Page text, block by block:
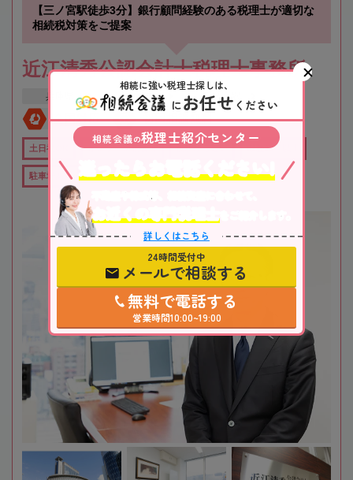
【三ノ宮駅徒歩3分】銀行顧問経験のある税理士が適切な
相続税対策をご提案
近江清秀公認会計士税理士事務所
兵庫県 神戸市 三ノ宮駅
全国対応 初回相談無料
土日祝OK オンライン相談可 役所から近い 職歴20年以上
駐車場あり
相続に強い税理士探しは、
にお任せ ください
相続会議の税理士紹介センター
不動産や株式等、相続資産に合わせて、
お近くの専門税理士
をご紹介します。
詳しくはこちら
24時間受付中
メールで相談する
無料で電話する
営業時間10:00~19:00